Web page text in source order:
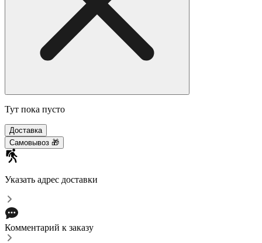
Тут пока пусто
Доставка
Самовывоз 🎁
Указать адрес доставки
Комментарий к заказу